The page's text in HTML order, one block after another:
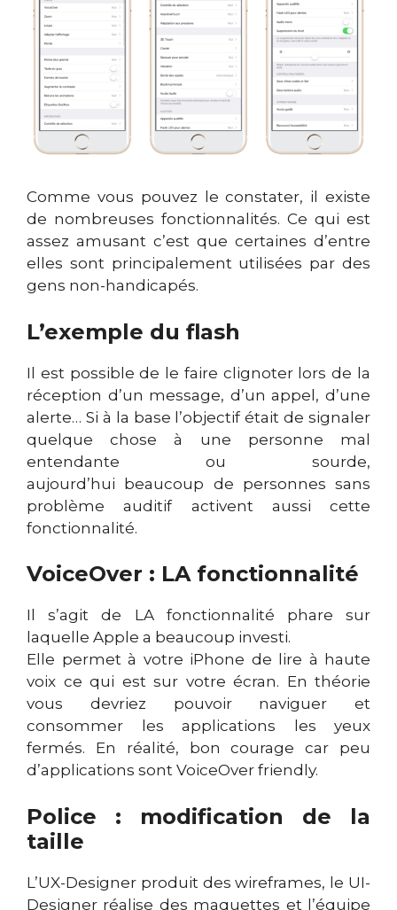
Comme vous pouvez le constater, il existe
de nombreuses fonctionnalités. Ce qui est
assez amusant c’est que certaines d’entre
elles sont principalement utilisées par des
gens non-handicapés.
L’exemple du flash
Il est possible de le faire clignoter lors de la
réception d’un message, d’un appel, d’une
alerte… Si à la base l’objectif était de signaler
quelque chose à une personne mal
entendante ou sourde,
aujourd’hui beaucoup de personnes sans
problème auditif activent aussi cette
fonctionnalité.
VoiceOver : LA fonctionnalité
Il s’agit de LA fonctionnalité phare sur
laquelle Apple a beaucoup investi.
Elle permet à votre iPhone de lire à haute
voix ce qui est sur votre écran. En théorie
vous devriez pouvoir naviguer et
consommer les applications les yeux
fermés. En réalité, bon courage car peu
d’applications sont VoiceOver friendly.
Police : modification de la
taille
L’UX-Designer produit des wireframes, le UI-
Designer réalise des maquettes et l’équipe